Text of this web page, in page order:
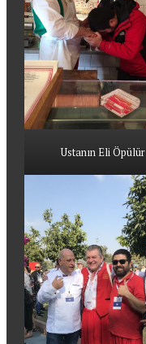
Ustanın Eli Öpülür